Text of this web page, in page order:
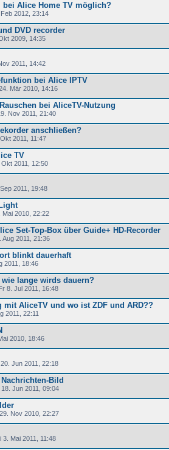
bei Alice Home TV möglich?
2012, 23:14
DVD recorder
2009, 14:35
2011, 14:42
bei Alice IPTV
Mär 2010, 14:16
bei AliceTV-Nutzung
Nov 2011, 21:40
anschließen?
2011, 11:47
TV
2011, 12:50
2011, 19:48
Mai 2010, 22:22
Set-Top-Box über Guide+ HD-Recorder
Aug 2011, 21:36
blinkt dauerhaft
2011, 18:46
lange wirds dauern?
8. Jul 2011, 16:48
mit AliceTV und wo ist ZDF und ARD??
2011, 22:11
2010, 18:46
Jun 2011, 22:18
Bild
18. Jun 2011, 09:04
Nov 2010, 22:27
3. Mai 2011, 11:48